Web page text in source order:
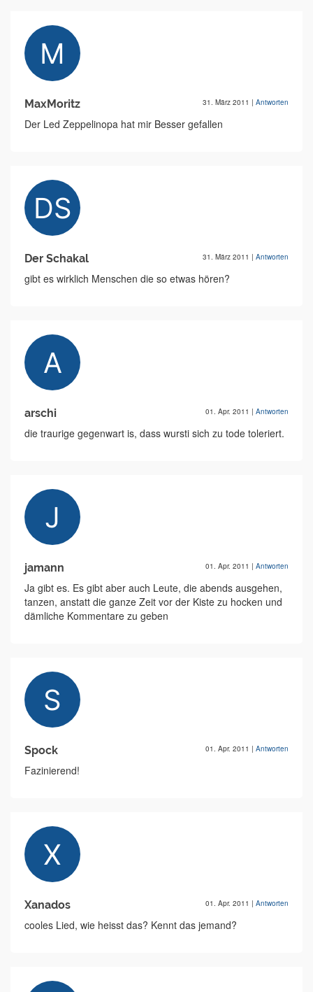
MaxMoritz 31. März 2011 | Antworten
Der Led Zeppelinopa hat mir Besser gefallen
Der Schakal 31. März 2011 | Antworten
gibt es wirklich Menschen die so etwas hören?
arschi 01. Apr. 2011 | Antworten
die traurige gegenwart is, dass wursti sich zu tode toleriert.
jamann 01. Apr. 2011 | Antworten
Ja gibt es. Es gibt aber auch Leute, die abends ausgehen,
tanzen, anstatt die ganze Zeit vor der Kiste zu hocken und
dämliche Kommentare zu geben
Spock 01. Apr. 2011 | Antworten
Fazinierend!
Xanados 01. Apr. 2011 | Antworten
cooles Lied, wie heisst das? Kennt das jemand?